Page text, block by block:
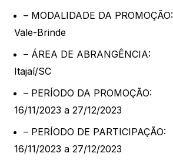
Vitrine virtual
– MODALIDADE DA PROMOÇÃO:
Vale-Brinde
– ÁREA DE ABRANGÊNCIA:
Itajaí/SC
– PERÍODO DA PROMOÇÃO:
16/11/2023 a 27/12/2023
– PERÍODO DE PARTICIPAÇÃO:
16/11/2023 a 27/12/2023